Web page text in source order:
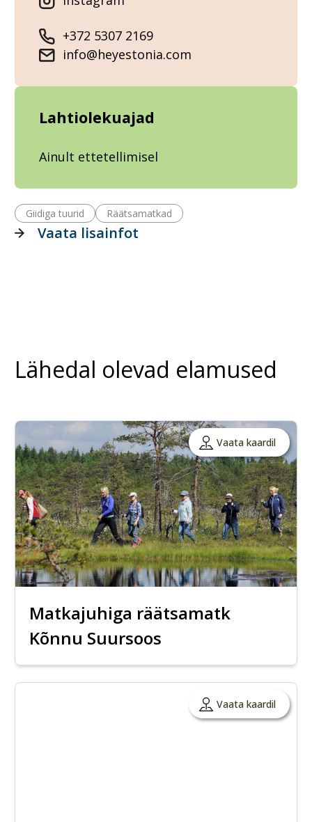
+372 5307 2169
info@heyestonia.com
Lahtiolekuajad
Ainult ettetellimisel
Giidiga tuurid Räätsamatkad
Vaata lisainfot
Lähedal olevad elamused
Vaata kaardil
Matkajuhiga räätsamatk
Kõnnu Suursoos
Vaata kaardil